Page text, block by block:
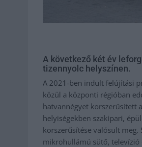
A következő két év
tizennyolc helyszínen.
A 2021-ben indult felújítási
közül a központi régióban
hatvannégyet korszerűsített
helyiségekben szakipari,
korszerűsítése valósult
mikrohullámú sütő, televízió